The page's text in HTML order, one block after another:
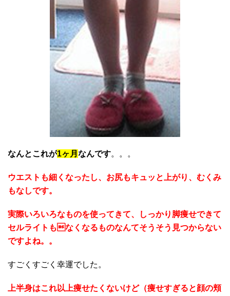
なんとこれが1ヶ月 なんです。。。
ウエストも細くなったし、お尻もキュッと上がり、むくみ
もなしです。
実際いろいろなものを使ってきて、しっかり脚痩せできて
セルライトもなくなるものなんてそうそう見つからない
ですよね。。
すごくすごく幸運でした。
上半身はこれ以上痩せたくないけど（痩せすぎると顔の頬